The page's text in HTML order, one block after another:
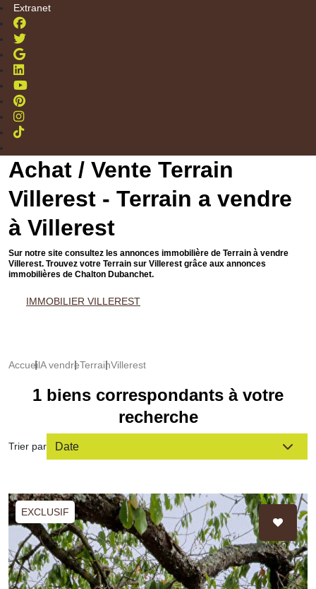
Extranet
Achat / Vente Terrain
Villerest - Terrain a vendre
à Villerest
Sur notre site consultez les annonces immobilière de Terrain à vendre
Villerest. Trouvez votre Terrain sur Villerest grâce aux annonces
immobilières de Chalton Dubanchet.
IMMOBILIER VILLEREST
AccueilA vendreTerrainVillerest
1 biens correspondants à votre
recherche
Trier par
EXCLUSIF